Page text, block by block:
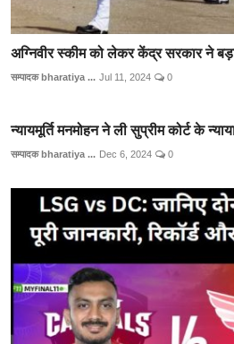
अग्निवीर स्कीम को लेकर केंद्र सरकार ने
सम्पादक bharatiya ... Jul 11, 2024 0
न्यायमूर्ति मनमोहन ने ली सुप्रीम कोर्ट के
सम्पादक bharatiya ... Dec 6, 2024 0